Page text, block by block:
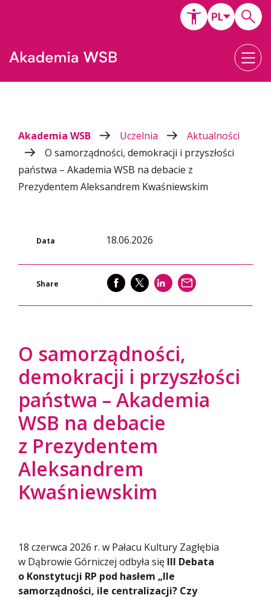
Akademia WSB Uczelnia
Aktualności
O samorządności, demokracji i przyszłości
państwa – Akademia WSB na debacie z
Prezydentem Aleksandrem Kwaśniewskim
Data 18.06.2026
Share SHARE SHARE SHARE
O samorządności,
demokracji i przyszłości
państwa – Akademia
WSB na debacie
z Prezydentem
Aleksandrem
Kwaśniewskim
18 czerwca 2026 r. w Pałacu Kultury Zagłębia
w Dąbrowie Górniczej odbyła się III Debata
o Konstytucji RP pod hasłem „Ile
samorządności, ile centralizacji? Czy